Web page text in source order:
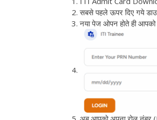
सबसे पहले ऊपर दिए गये
नया पेज ओपन होते ही आपको